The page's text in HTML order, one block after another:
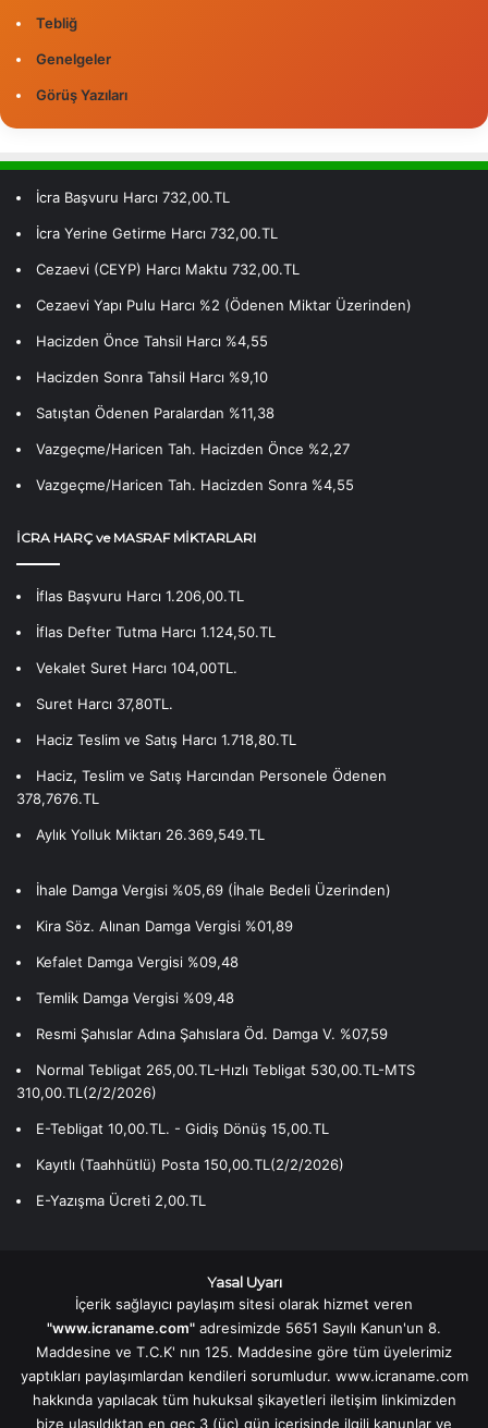
Tebliğ
Genelgeler
Görüş Yazıları
İcra Başvuru Harcı 732,00.TL
İcra Yerine Getirme Harcı 732,00.TL
Cezaevi (CEYP) Harcı Maktu 732,00.TL
Cezaevi Yapı Pulu Harcı %2 (Ödenen Miktar Üzerinden)
Hacizden Önce Tahsil Harcı %4,55
Hacizden Sonra Tahsil Harcı %9,10
Satıştan Ödenen Paralardan %11,38
Vazgeçme/Haricen Tah. Hacizden Önce %2,27
Vazgeçme/Haricen Tah. Hacizden Sonra %4,55
İCRA HARÇ ve MASRAF MİKTARLARI
İflas Başvuru Harcı 1.206,00.TL
İflas Defter Tutma Harcı 1.124,50.TL
Vekalet Suret Harcı 104,00TL.
Suret Harcı 37,80TL.
Haciz Teslim ve Satış Harcı 1.718,80.TL
Haciz, Teslim ve Satış Harcından Personele Ödenen
378,7676.TL
Aylık Yolluk Miktarı 26.369,549.TL
İhale Damga Vergisi %05,69 (İhale Bedeli Üzerinden)
Kira Söz. Alınan Damga Vergisi %01,89
Kefalet Damga Vergisi %09,48
Temlik Damga Vergisi %09,48
Resmi Şahıslar Adına Şahıslara Öd. Damga V. %07,59
Normal Tebligat 265,00.TL-Hızlı Tebligat 530,00.TL-MTS
310,00.TL(2/2/2026)
E-Tebligat 10,00.TL. - Gidiş Dönüş 15,00.TL
Kayıtlı (Taahhütlü) Posta 150,00.TL(2/2/2026)
E-Yazışma Ücreti 2,00.TL
Yasal Uyarı
İçerik sağlayıcı paylaşım sitesi olarak hizmet veren
"www.icraname.com" adresimizde 5651 Sayılı Kanun'un 8.
Maddesine ve T.C.K' nın 125. Maddesine göre tüm üyelerimiz
yaptıkları paylaşımlardan kendileri sorumludur. www.icraname.com
hakkında yapılacak tüm hukuksal şikayetleri iletişim linkimizden
bize ulaşıldıktan en geç 3 (üç) gün içerisinde ilgili kanunlar ve